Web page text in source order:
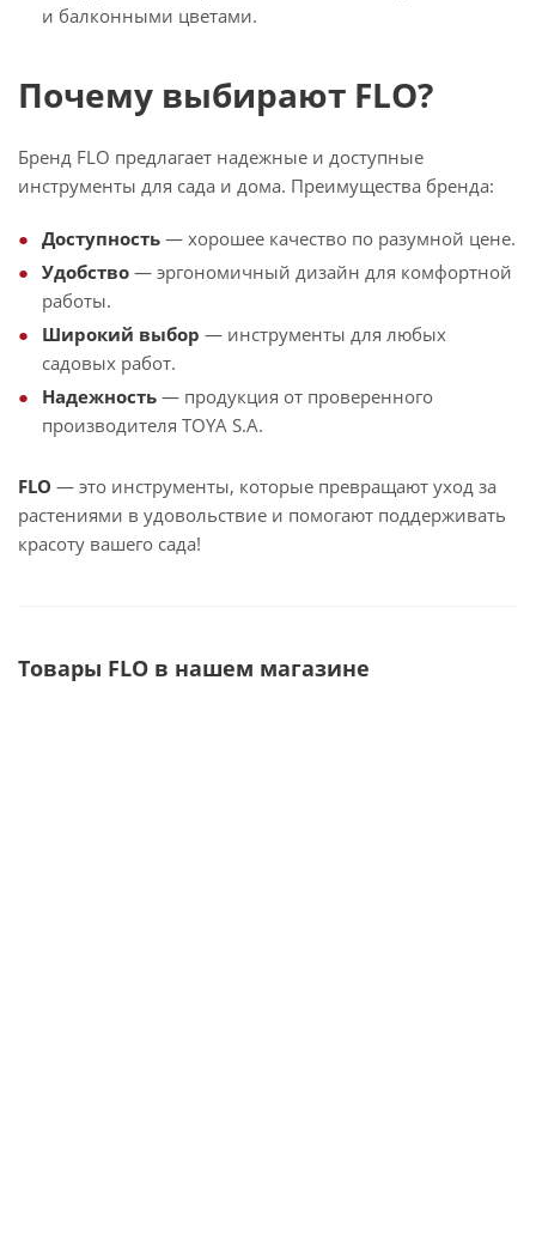
и балконными цветами.
Почему выбирают FLO?
Бренд FLO предлагает надежные и доступные
инструменты для сада и дома. Преимущества бренда:
Доступность — хорошее качество по разумной цене.
Удобство — эргономичный дизайн для комфортной
работы.
Широкий выбор — инструменты для любых
садовых работ.
Надежность — продукция от проверенного
производителя TOYA S.A.
FLO — это инструменты, которые превращают уход за
растениями в удовольствие и помогают поддерживать
красоту вашего сада!
Товары FLO в нашем магазине